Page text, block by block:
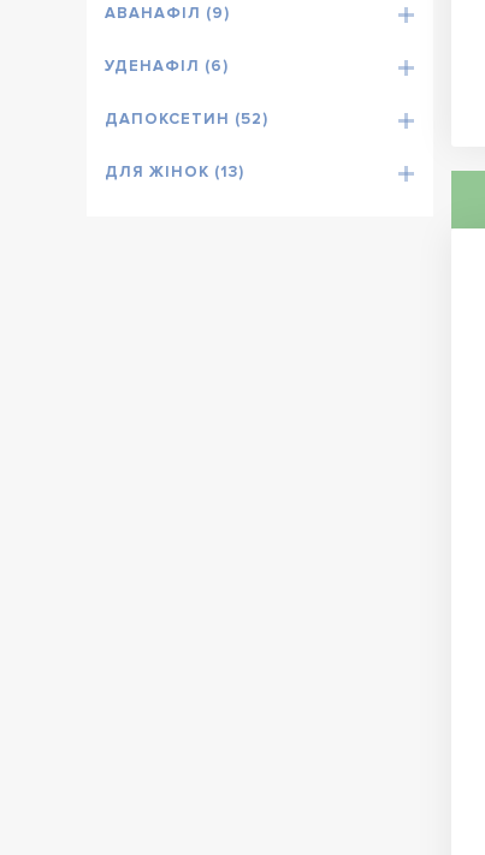
АВАНАФІЛ (9)
УДЕНАФІЛ (6)
ДАПОКСЕТИН (52)
ДЛЯ ЖІНОК (13)